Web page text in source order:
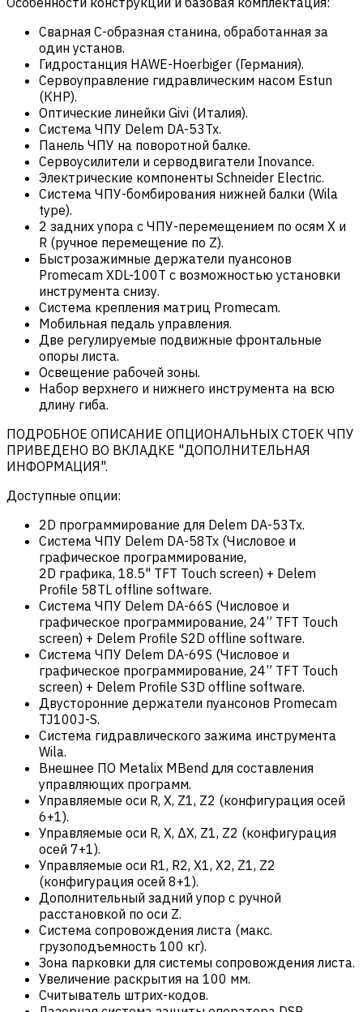
Сварная С-образная станина, обработанная за
один установ.
Гидростанция HAWE-Hoerbiger (Германия).
Сервоуправление гидравлическим насом Estun
(КНР).
Оптические линейки Givi (Италия).
Система ЧПУ Delem DA-53Tx.
Панель ЧПУ на поворотной балке.
Сервоусилители и серводвигатели Inovance.
Электрические компоненты Schneider Electric.
Система ЧПУ-бомбирования нижней балки (Wila
type).
2 задних упора с ЧПУ-перемещением по осям X и
R (ручное перемещение по Z).
Быстрозажимные держатели пуансонов
Promecam XDL-100T с возможностью установки
инструмента снизу.
Система крепления матриц Promecam.
Мобильная педаль управления.
Две регулируемые подвижные фронтальные
опоры листа.
Освещение рабочей зоны.
Набор верхнего и нижнего инструмента на всю
длину гиба.
ПОДРОБНОЕ ОПИСАНИЕ ОПЦИОНАЛЬНЫХ СТОЕК ЧПУ
ПРИВЕДЕНО ВО ВКЛАДКЕ "ДОПОЛНИТЕЛЬНАЯ
ИНФОРМАЦИЯ".
Доступные опции:
2D программирование для Delem DA-53Tx.
Система ЧПУ Delem DA-58Tx (Числовое и
графическое программирование,
2D графика, 18.5" TFT Touch screen) + Delem
Profile 58TL offline software.
Система ЧПУ Delem DA-66S (Числовое и
графическое программирование, 24” TFT Touch
screen) + Delem Profile S2D offline software.
Система ЧПУ Delem DA-69S (Числовое и
графическое программирование, 24” TFT Touch
screen) + Delem Profile S3D offline software.
Двусторонние держатели пуансонов Promecam
TJ100J-S.
Система гидравлического зажима инструмента
Wila.
Внешнее ПО Metalix MBend для составления
управляющих программ.
Управляемые оси R, X, Z1, Z2 (конфигурация осей
6+1).
Управляемые оси R, X, ΔX, Z1, Z2 (конфигурация
осей 7+1).
Управляемые оси R1, R2, X1, X2, Z1, Z2
(конфигурация осей 8+1).
Дополнительный задний упор с ручной
расстановкой по оси Z.
Система сопровождения листа (макс.
грузоподъемность 100 кг).
Зона парковки для системы сопровождения листа.
Увеличение раскрытия на 100 мм.
Считыватель штрих-кодов.